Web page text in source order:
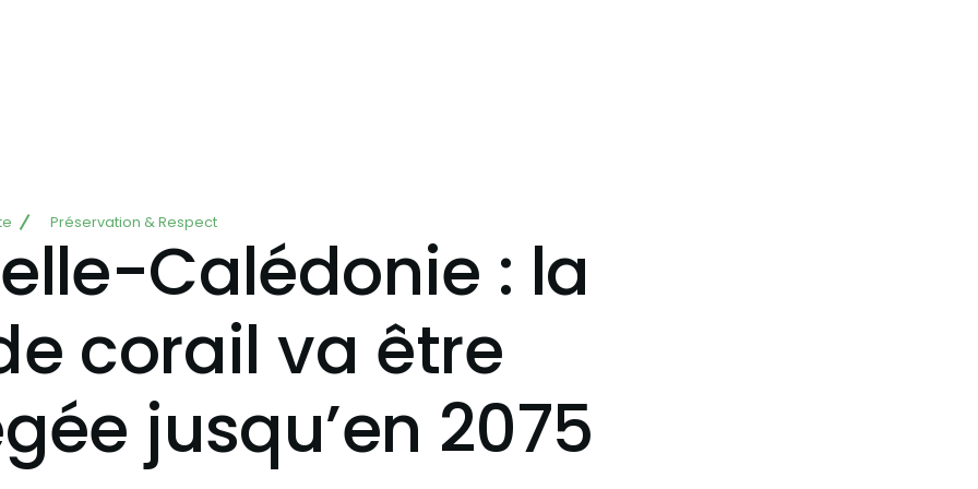
Préservation & Respect
Calédonie : la
corail va être
jusqu’en 2075